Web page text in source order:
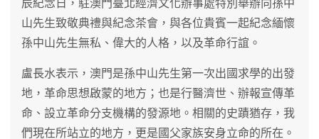
辰紀念日，駐澳門臺北經濟文化辦事處特別舉辦向孫中
山先生致敬典禮與紀念茶會，與各位貴賓一起紀念緬懷
孫中山先生無私、偉大的人格，以及革命行誼。
盧長水表示，澳門是孫中山先生第一次出國求學的出發
地，革命思想啟蒙的地方；也是行醫濟世、辦報宣傳革
命、設立革命分支機構的發源地。相關的史蹟猶存，我
們現在所站立的地方，更是國父家族安身立命的所在。